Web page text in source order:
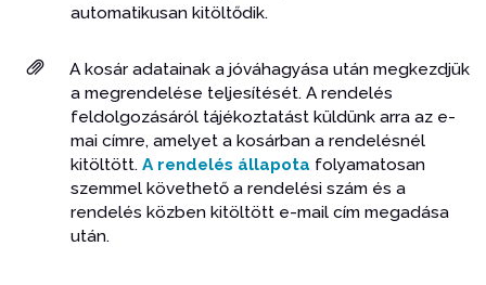
automatikusan kitöltődik.
A kosár adatainak a jóváhagyása után megkezdjük
a megrendelése teljesítését. A rendelés
feldolgozásáról tájékoztatást küldünk arra az e-
mai címre, amelyet a kosárban a rendelésnél
kitöltött. A rendelés állapota folyamatosan
szemmel követhető a rendelési szám és a
rendelés közben kitöltött e-mail cím megadása
után.